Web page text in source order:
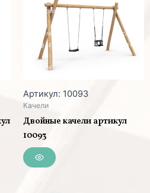
Артикул: 10093
Качели
Двойные качели артикул
10093